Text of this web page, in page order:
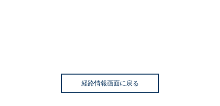
経路情報画面に戻る